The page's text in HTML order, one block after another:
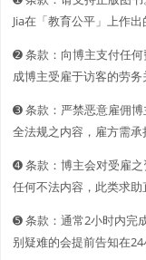
Jia在「教育公平」上作出
➋️️ 条款：向博主支付任
成博主受雇于访客的劳务
➌ 条款：严禁恶意雇佣
全法规之内容，雇方需承
➍ 条款：博主会对受雇
任何不法内容，此类求助
➎ 条款：通常2小时内完
别疑难的会提前告知在24